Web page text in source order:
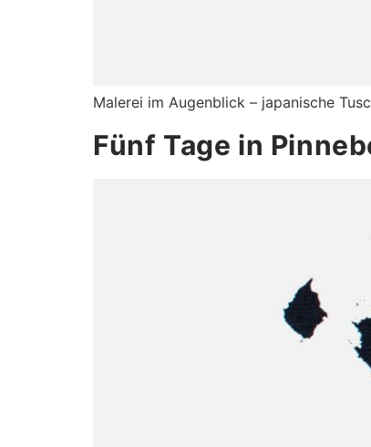
Malerei im Augenblick – japanische
Fünf Tage in